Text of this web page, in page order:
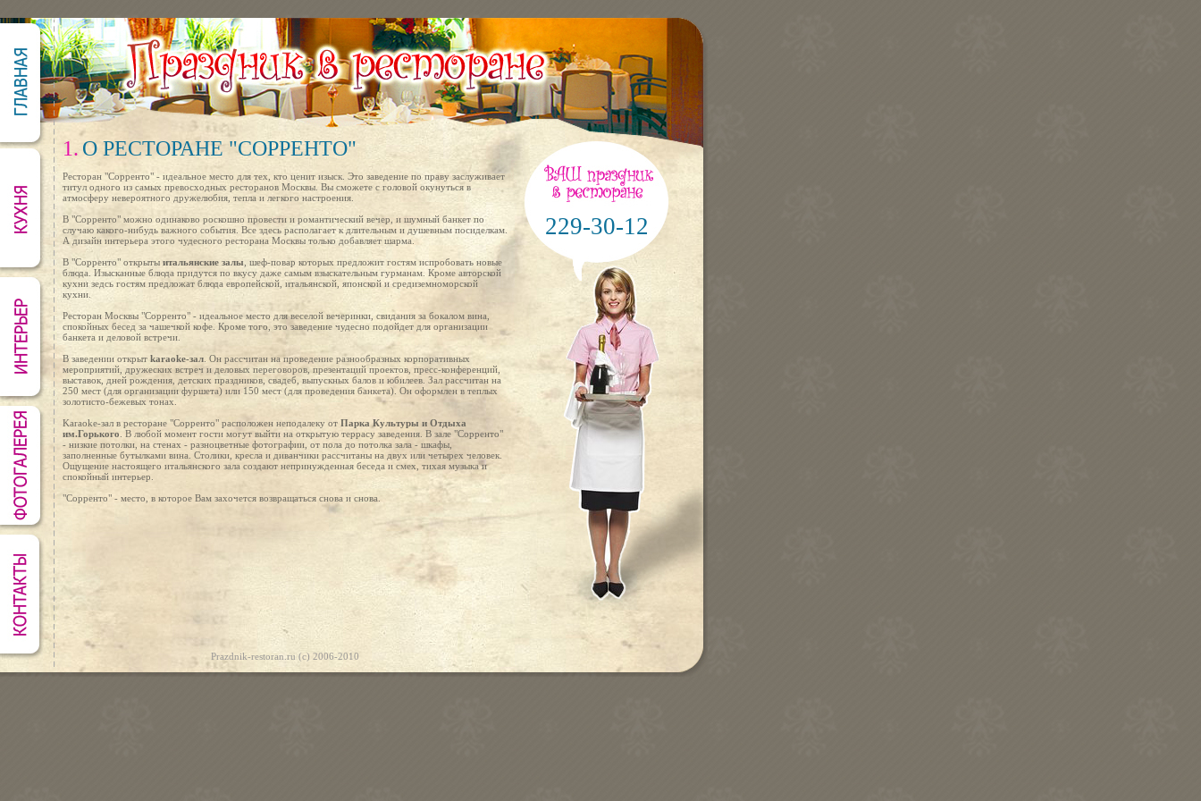
1. О РЕСТОРАНЕ "СОРРЕНТО"
Ресторан "Сорренто" - идеальное место для тех, кто ценит изыск. Это заведение по праву заслуживает
титул одного из самых превосходных ресторанов Москвы. Вы сможете с головой окунуться в
атмосферу невероятного дружелюбия, тепла и легкого настроения.
В "Сорренто" можно одинаково роскошно провести и романтический вечер, и шумный банкет по
случаю какого-нибудь важного события. Все здесь располагает к длительным и душевным посиделкам.
А дизайн интерьера этого чудесного ресторана Москвы только добавляет шарма.
В "Сорренто" открыты итальянские залы , шеф-повар которых предложит гостям испробовать новые
блюда. Изысканные блюда придутся по вкусу даже самым взыскательным гурманам. Кроме авторской
кухни зедсь гостям предложат блюда европейской, итальянской, японской и средиземноморской
кухни.
Ресторан Москвы "Сорренто" - идеальное место для веселой вечеринки, свидания за бокалом вина,
спокойных бесед за чашечкой кофе. Кроме того, это заведение чудесно подойдет для организации
банкета и деловой встречи.
В заведении открыт karaoke-зал . Он рассчитан на проведение разнообразных корпоративных
мероприятий, дружеских встреч и деловых переговоров, презентаций проектов, пресс-конференций,
выставок, дней рождения, детских праздников, свадеб, выпускных балов и юбилеев. Зал рассчитан на
250 мест (для организации фуршета) или 150 мест (для проведения банкета). Он оформлен в теплых
золотисто-бежевых тонах.
Karaoke-зал в ресторане "Сорренто" расположен неподалеку от Парка Культуры и Отдыха
им.Горького . В любой момент гости могут выйти на открытую террасу заведения. В зале "Сорренто"
- низкие потолки, на стенах - разноцветные фотографии, от пола до потолка зала - шкафы,
заполненные бутылками вина. Столики, кресла и диванчики рассчитаны на двух или четырех человек.
Ощущение настоящего итальянского зала создают непринужденная беседа и смех, тихая музыка и
спокойный интерьер.
"Сорренто" - место, в которое Вам захочется возвращаться снова и снова.
Prazdnik-restoran.ru (c) 2006-2010
229-30-12